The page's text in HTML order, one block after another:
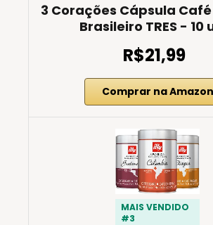
3 Corações Cápsula
Brasileiro TRES - 10
R$21,99
Comprar na Amazon
MAIS VENDIDO
#3